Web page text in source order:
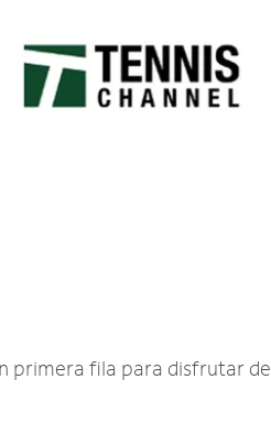
primera fila para disfrutar